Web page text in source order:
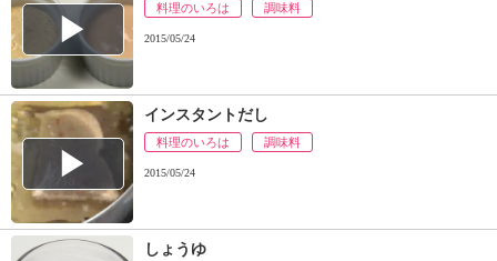
料理のいろは 調味料
2015/05/24
インスタントだし
料理のいろは 調味料
2015/05/24
しょうゆ